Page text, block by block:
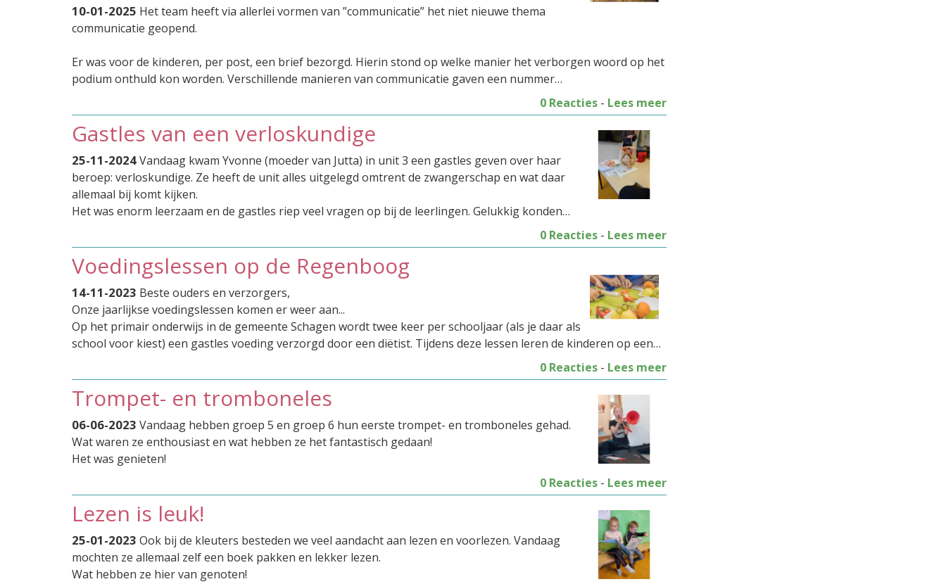
10-01-2025 Het team heeft via allerlei vormen van ”communicatie” het niet nieuwe thema
communicatie geopend.
Er was voor de kinderen, per post, een brief bezorgd. Hierin stond op welke manier het verborgen woord op het
podium onthuld kon worden. Verschillende manieren van communicatie gaven een nummer…
0 Reacties - Lees meer
Gastles van een verloskundige
25-11-2024Vandaag kwam Yvonne (moeder van Jutta) in unit 3 een gastles geven over haar
beroep: verloskundige. Ze heeft de unit alles uitgelegd omtrent de zwangerschap en wat daar
allemaal bij komt kijken.
Het was enorm leerzaam en de gastles riep veel vragen op bij de leerlingen. Gelukkig konden…
0 Reacties - Lees meer
Voedingslessen op de Regenboog
14-11-2023 Beste ouders en verzorgers,
Onze jaarlijkse voedingslessen komen er weer aan...
Op het primair onderwijs in de gemeente Schagen wordt twee keer per schooljaar (als je daar als
school voor kiest) een gastles voeding verzorgd door een diëtist. Tijdens deze lessen leren de kinderen op een…
0 Reacties - Lees meer
Trompet- en tromboneles
06-06-2023 Vandaag hebben groep 5 en groep 6 hun eerste trompet- en tromboneles gehad.
Wat waren ze enthousiast en wat hebben ze het fantastisch gedaan!
Het was genieten!
0 Reacties - Lees meer
Lezen is leuk!
25-01-2023 Ook bij de kleuters besteden we veel aandacht aan lezen en voorlezen. Vandaag
mochten ze allemaal zelf een boek pakken en lekker lezen.
Wat hebben ze hier van genoten!